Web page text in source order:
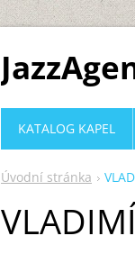
Úvodní stránka
KATALOG KAPEL